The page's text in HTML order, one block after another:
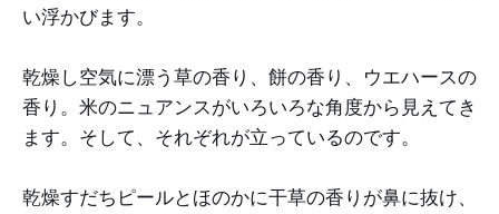
い浮かびます。
乾燥し空気に漂う草の香り、餅の香り、ウエハースの
香り。米のニュアンスがいろいろな角度から見えてき
ます。そして、それぞれが立っているのです。
乾燥すだちピールとほのかに干草の香りが鼻に抜け、